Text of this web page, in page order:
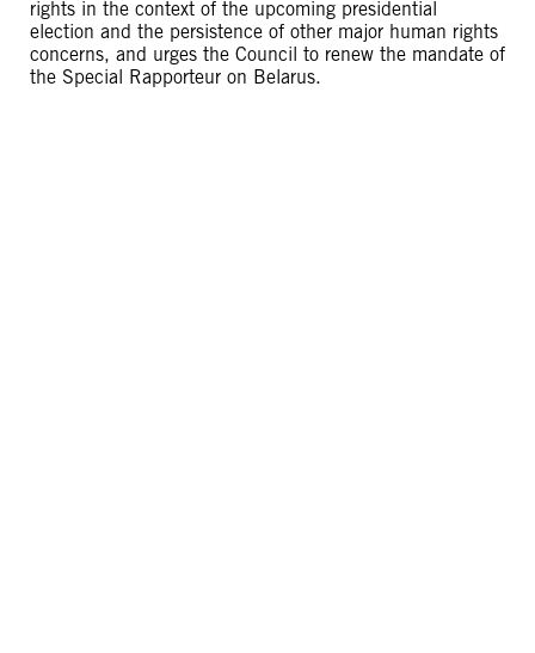
rights in the context of the upcoming presidential
election and the persistence of other major human rights
concerns, and urges the Council to renew the mandate of
the Special Rapporteur on Belarus.